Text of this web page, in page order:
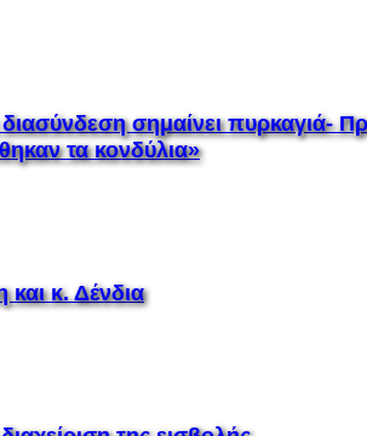
σημαίνει πυρκαγιά-
τα κονδύλια»
και κ. Δένδια